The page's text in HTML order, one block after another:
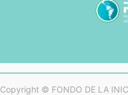
Copyright © FONDO DE LA